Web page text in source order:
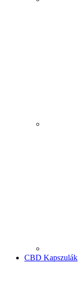
CBD Kapszulák